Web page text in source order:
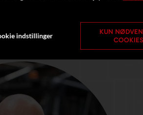
indstillinger
KUN
COOKIES